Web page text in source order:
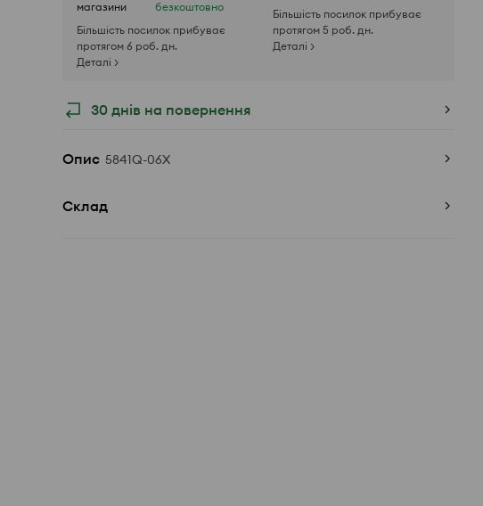
магазини
безкоштовно
Більшість посилок прибуває
протягом 6 роб. дн.
Деталі >
Більшість посилок прибуває
протягом 5 роб. дн.
Деталі >
30 днів на повернення
Опис 5841Q-06X
Склад